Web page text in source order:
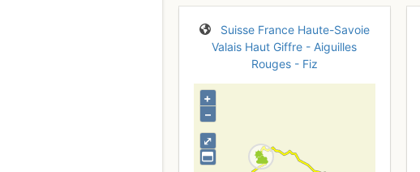
Suisse France Haute-Savoie
Valais Haut Giffre - Aiguilles
Rouges - Fiz
+
–
⤢